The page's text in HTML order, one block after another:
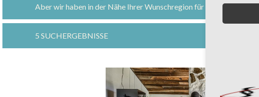
Aber wir haben in der Nähe Ihrer Wunschregion für Ihren Suchfilter
5 SUCHERGEBNISSE